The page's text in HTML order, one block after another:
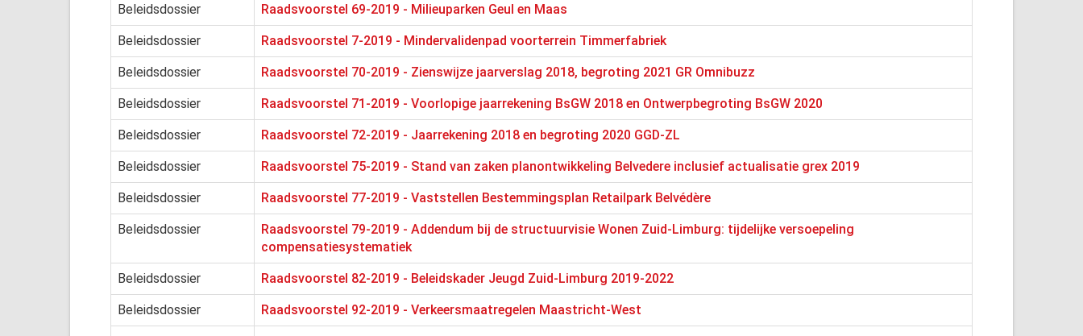
Beleidsdossier Raadsvoorstel 69-2019 - Milieuparken Geul en Maas
Beleidsdossier Raadsvoorstel 7-2019 - Mindervalidenpad voorterrein Timmerfabriek
Beleidsdossier Raadsvoorstel 70-2019 - Zienswijze jaarverslag 2018, begroting 2021 GR Omnibuzz
Beleidsdossier Raadsvoorstel 71-2019 - Voorlopige jaarrekening BsGW 2018 en Ontwerpbegroting BsGW 2020
Beleidsdossier Raadsvoorstel 72-2019 - Jaarrekening 2018 en begroting 2020 GGD-ZL
Beleidsdossier Raadsvoorstel 75-2019 - Stand van zaken planontwikkeling Belvedere inclusief actualisatie grex 2019
Beleidsdossier Raadsvoorstel 77-2019 - Vaststellen Bestemmingsplan Retailpark Belvédère
Beleidsdossier
Raadsvoorstel 79-2019 - Addendum bij de structuurvisie Wonen Zuid-Limburg: tijdelijke versoepeling
compensatiesystematiek
Beleidsdossier Raadsvoorstel 82-2019 - Beleidskader Jeugd Zuid-Limburg 2019-2022
Beleidsdossier Raadsvoorstel 92-2019 - Verkeersmaatregelen Maastricht-West